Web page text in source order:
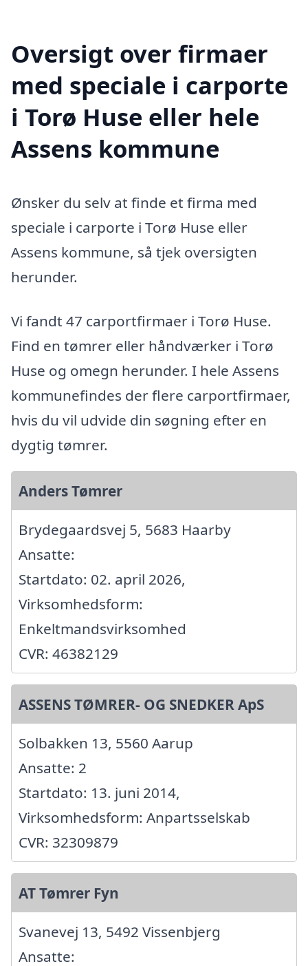
Oversigt over firmaer
med speciale i carporte
i Torø Huse eller hele
Assens kommune
Ønsker du selv at finde et firma med
speciale i carporte i Torø Huse eller
Assens kommune, så tjek oversigten
herunder.
Vi fandt 47 carportfirmaer i Torø Huse.
Find en tømrer eller håndværker i Torø
Huse og omegn herunder. I hele Assens
kommunefindes der flere carportfirmaer,
hvis du vil udvide din søgning efter en
dygtig tømrer.
Anders Tømrer
Brydegaardsvej 5, 5683 Haarby
Ansatte:
Startdato: 02. april 2026,
Virksomhedsform:
Enkeltmandsvirksomhed
CVR: 46382129
ASSENS TØMRER- OG SNEDKER ApS
Solbakken 13, 5560 Aarup
Ansatte: 2
Startdato: 13. juni 2014,
Virksomhedsform: Anpartsselskab
CVR: 32309879
AT Tømrer Fyn
Svanevej 13, 5492 Vissenbjerg
Ansatte: